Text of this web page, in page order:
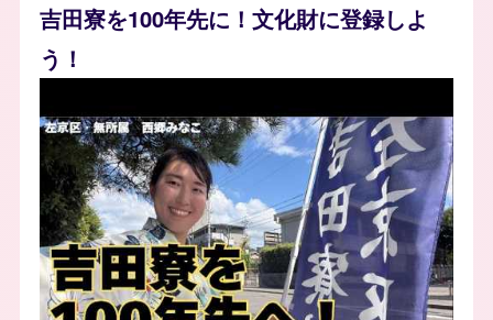
吉田寮を100年先に！文化財に登録しよ
う！